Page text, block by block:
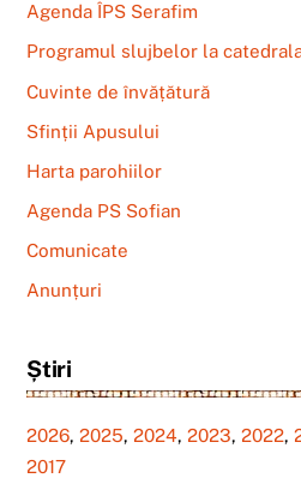
Agenda ÎPS Serafim
Programul slujbelor la
Cuvinte de învățătură
Sfinții Apusului
Harta parohiilor
Agenda PS Sofian
Comunicate
Anunțuri
Știri
2026,2025,2024,2023,2022,
2017